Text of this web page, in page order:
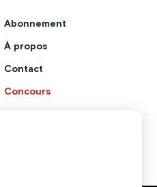
Abonnement
À propos
Contact
Concours